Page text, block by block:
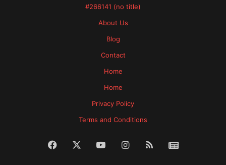
#266141 (no title)
About Us
Blog
Contact
Home
Home
Privacy Policy
Terms and Conditions
Facebook YouTubeInstagram
RSS News